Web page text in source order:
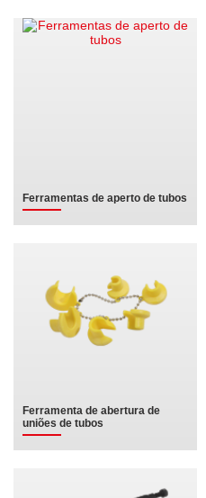
Ferramentas de aperto de tubos
Ferramenta de abertura de
uniões de tubos